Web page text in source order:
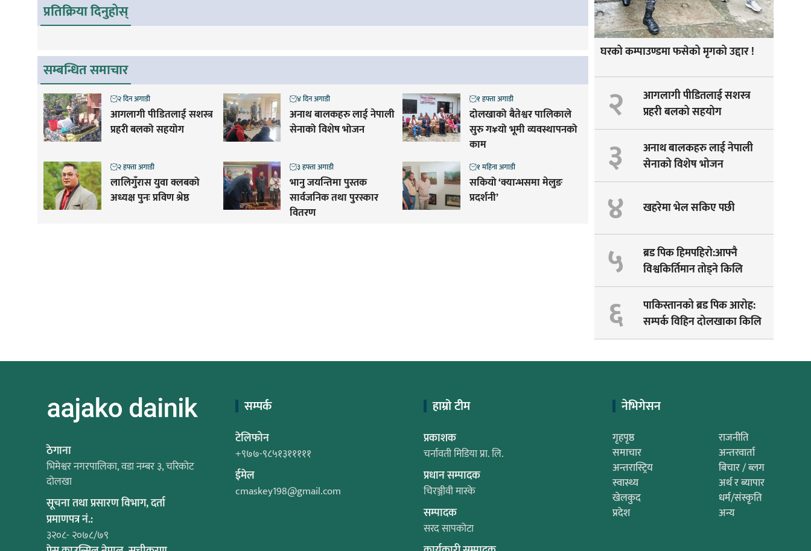
प्रतिक्रिया दिनुहोस्
सम्बन्धित समाचार
आगलागी पीडितलाई सशस्त्र
प्रहरी बलको सहयोग
२ दिन अगाडी
अनाथ बालकहरु लाई नेपाली
सेनाको विशेष भोजन
४ दिन अगाडी
दोलखाको बैतेश्वर पालिकाले
सुरु ग¥यो भूमी व्यवस्थापनको
काम
१ हफ्ता अगाडी
लालिगुँरास युवा क्लबको
अध्यक्ष पुनः प्रविण श्रेष्ठ
२ हफ्ता अगाडी
भानु जयन्तिमा पुस्तक
सार्वजनिक तथा पुरस्कार
वितरण
३ हफ्ता अगाडी
सकियो ‘क्यान्भसमा मेलुङ
प्रदर्शनी’
१ महिना अगाडी
घरको कम्पाउण्डमा फसेको मृगको उद्दार !
२
आगलागी पीडितलाई सशस्त्र
प्रहरी बलको सहयोग
३
अनाथ बालकहरु लाई नेपाली
सेनाको विशेष भोजन
४ खहरेमा भेल सकिए पछी
५
ब्रड पिक हिमपहिरो:आफ्नै
विश्वकिर्तिमान तोड्ने किलि
पेम्बाको सपना अधुरै !
६
पाकिस्तानको ब्रड पिक आरोह‌‌:
सम्पर्क विहिन दोलखाका किलि
पेम्बाको शव भेटियो
ठेगाना
भिमेश्वर नगरपालिका, वडा नम्बर ३, चरिकोट
दोलखा
सूचना तथा प्रसारण विभाग, दर्ता
प्रमाणपत्र नं.:
३२०८- २०७८/७९
सम्पर्क
टेलिफोन
+९७७-९८५१३१११११
ईमेल
cmaskey198@gmail.com
हाम्रो टीम
प्रकाशक
चर्नावती मिडिया प्रा. लि.
प्रधान सम्पादक
चिरञ्जीवी मास्के
सम्पादक
सरद सापकोटा
नेभिगेसन
गृहपृष्ठ
राजनीति
समाचार
अन्तरवार्ता
अन्तरास्ट्रिय
बिचार / ब्लग
स्वास्थ्य
अर्थ र ब्यापार
खेलकुद
धर्म/संस्कृति
प्रदेश
अन्य